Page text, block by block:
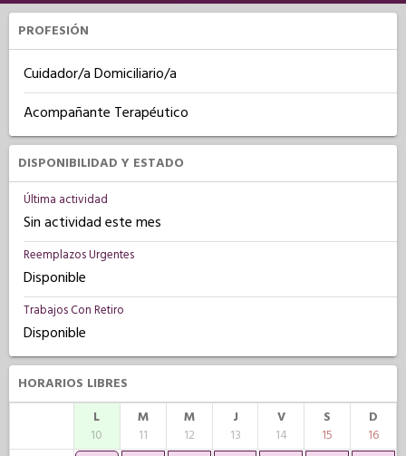
PROFESIÓN
Cuidador/a Domiciliario/a
Acompañante Terapéutico
DISPONIBILIDAD Y ESTADO
Última actividad
Sin actividad este mes
Reemplazos Urgentes
Disponible
Trabajos Con Retiro
Disponible
HORARIOS LIBRES
L
10
M
11
M
12
J
13
V
14
S
15
D
16